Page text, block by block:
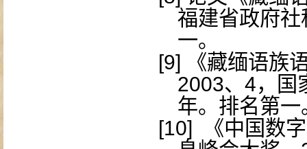
福建省政府
一。
[9]
《藏缅语族
2003、 4，国
年。排名第一
[10]
《中国数